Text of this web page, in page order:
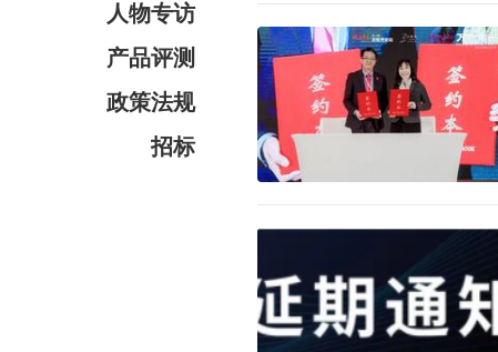
人物专访
产品评测
政策法规
招标